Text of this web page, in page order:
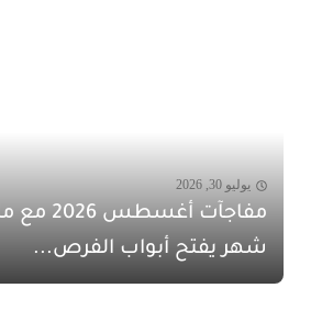
يوليو 30, 2026
مفاجآت
شهر يفتح أبواب الفرص...